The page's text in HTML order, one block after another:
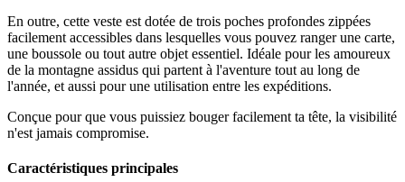
En outre, cette veste est dotée de trois poches profondes zippées
facilement accessibles dans lesquelles vous pouvez ranger une carte,
une boussole ou tout autre objet essentiel. Idéale pour les amoureux
de la montagne assidus qui partent à l'aventure tout au long de
l'année, et aussi pour une utilisation entre les expéditions.
Conçue pour que vous puissiez bouger facilement ta tête, la visibilité
n'est jamais compromise.
Caractéristiques principales